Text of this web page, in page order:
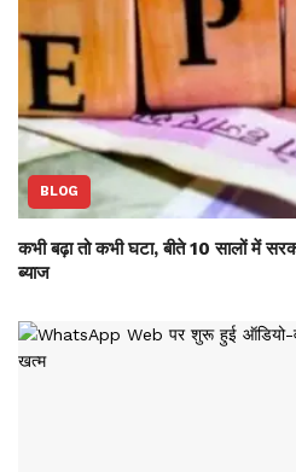
BLOG
कभी बढ़ा तो कभी घटा, बीते 10 सालों में
ब्याज